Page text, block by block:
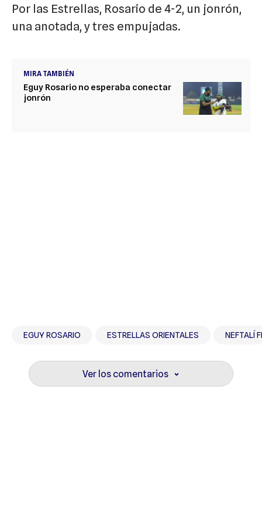
Por las Estrellas, Rosario de 4-2, un jonrón,
una anotada, y tres empujadas.
MIRA TAMBIÉN
Eguy Rosario no esperaba conectar
jonrón
EGUY ROSARIO ESTRELLAS ORIENTALES NEFTALÍ
Ver los comentarios ›